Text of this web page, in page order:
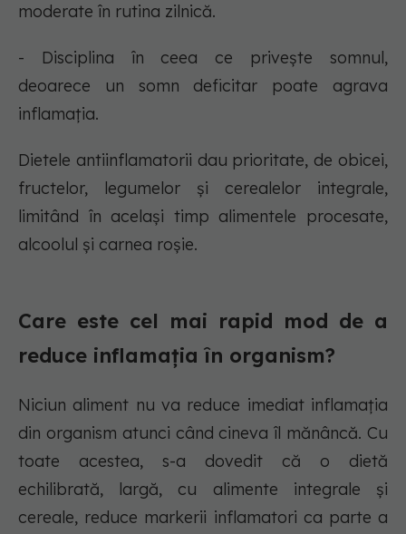
moderate în rutina zilnică.
- Disciplina în ceea ce privește somnul,
deoarece un somn deficitar poate agrava
inflamația.
Dietele antiinflamatorii dau prioritate, de obicei,
fructelor, legumelor și cerealelor integrale,
limitând în același timp alimentele procesate,
alcoolul și carnea roșie.
Care este cel mai rapid mod de a
reduce inflamația în organism?
Niciun aliment nu va reduce imediat inflamația
din organism atunci când cineva îl mănâncă. Cu
toate acestea, s-a dovedit că o dietă
echilibrată, largă, cu alimente integrale și
cereale, reduce markerii inflamatori ca parte a